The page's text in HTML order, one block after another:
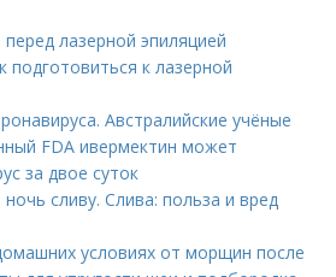
лазерной эпиляцией
подготовиться к лазерной
Австралийские учёные
FDA ивермектин может
за двое суток
сливу. Слива: польза и вред
условиях от морщин после